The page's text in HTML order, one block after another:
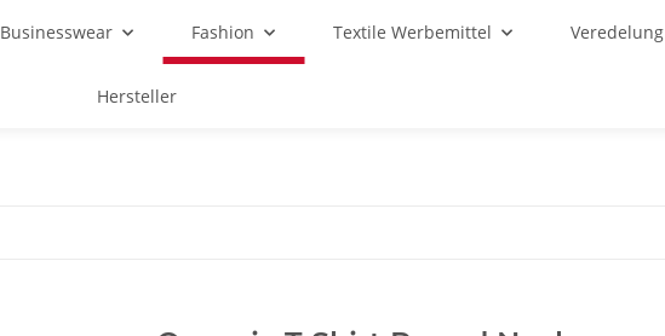
Businesswear Fashion Textile Werbemittel Veredelung
Hersteller